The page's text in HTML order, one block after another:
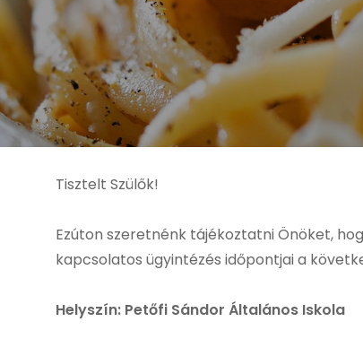
Tisztelt Szülők!
Ezúton szeretnénk tájékoztatni Önöket,
kapcsolatos ügyintézés időpontjai a
Helyszín: Petőfi Sándor Általános Iskola